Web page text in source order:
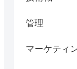
管理
マーケティ